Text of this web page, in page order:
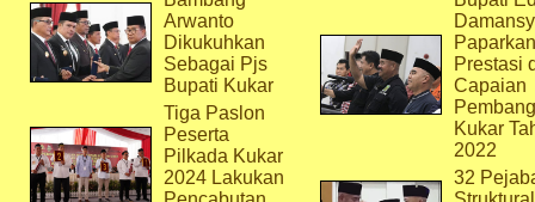
Arwanto
Dikukuhkan
Sebagai Pjs
Bupati Kukar
Tiga Paslon
Peserta
Pilkada Kukar
2024 Lakukan
Paparkan
Prestasi
Capaian
Kukar
2022
32